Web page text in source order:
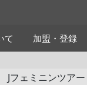
て 加盟・登録
Jフェミニンツア